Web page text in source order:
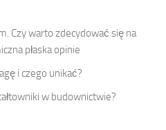
Czy warto zdecydować się na
płaska opinie
i czego unikać?
w budownictwie?